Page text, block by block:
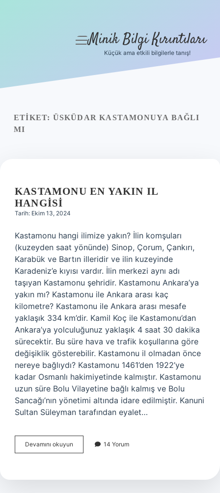
Yasal Uyarı
menüyü
Minik Bilgi Kırıntıları
Küçük ama etkili bilgilerle tanış!
ETIKET: ÜSKÜDAR KASTAMONUYA BAĞLI
MI
KASTAMONU EN YAKIN IL
HANGISI
Tarih: Ekim 13, 2024
Kastamonu hangi ilimize yakın? İlin komşuları
(kuzeyden saat yönünde) Sinop, Çorum, Çankırı,
Karabük ve Bartın illeridir ve ilin kuzeyinde
Karadeniz’e kıyısı vardır. İlin merkezi aynı adı
taşıyan Kastamonu şehridir. Kastamonu Ankara’ya
yakın mı? Kastamonu ile Ankara arası kaç
kilometre? Kastamonu ile Ankara arası mesafe
yaklaşık 334 km’dir. Kamil Koç ile Kastamonu’dan
Ankara’ya yolculuğunuz yaklaşık 4 saat 30 dakika
sürecektir. Bu süre hava ve trafik koşullarına göre
değişiklik gösterebilir. Kastamonu il olmadan önce
nereye bağlıydı? Kastamonu 1461’den 1922’ye
kadar Osmanlı hakimiyetinde kalmıştır. Kastamonu
uzun süre Bolu Vilayetine bağlı kalmış ve Bolu
Sancağı’nın yönetimi altında idare edilmiştir. Kanuni
Sultan Süleyman tarafından eyalet…
Devamını okuyun Kastamonu
En
Hangisi
14 Yorum